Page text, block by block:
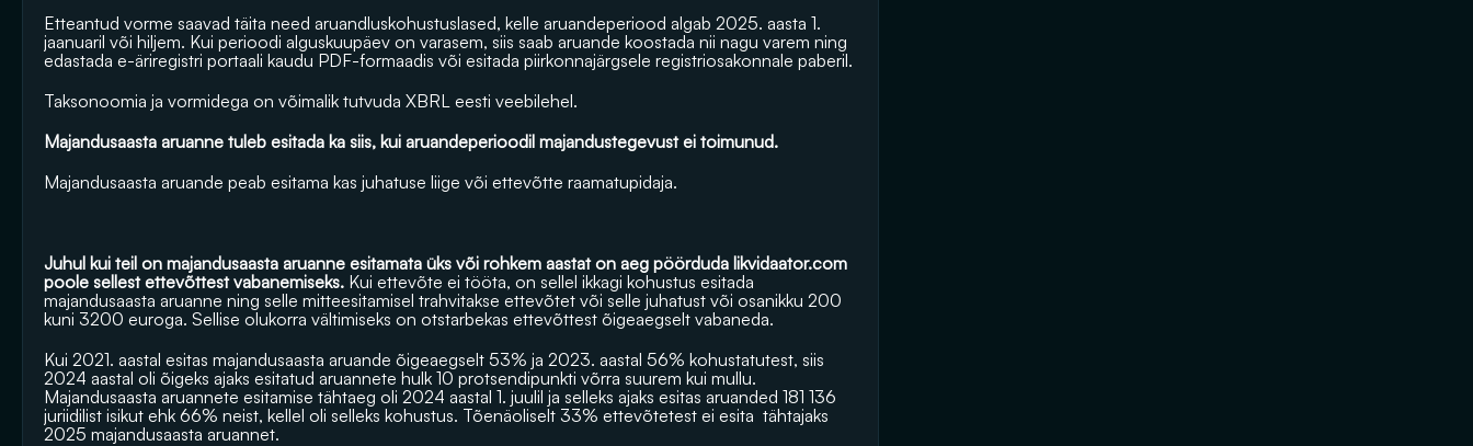
Etteantud vorme saavad täita need aruandluskohustuslased, kelle aruandeperiood algab 2025. aasta 1.
jaanuaril või hiljem. Kui perioodi alguskuupäev on varasem, siis saab aruande koostada nii nagu varem ning
edastada e-äriregistri portaali kaudu PDF-formaadis või esitada piirkonnajärgsele registriosakonnale paberil.
Taksonoomia ja vormidega on võimalik tutvuda XBRL eesti veebilehel.
Majandusaasta aruanne tuleb esitada ka siis, kui aruandeperioodil majandustegevust ei toimunud.
Majandusaasta aruande peab esitama kas juhatuse liige või ettevõtte raamatupidaja.
Juhul kui teil on majandusaasta aruanne esitamata üks või rohkem aastat on aeg pöörduda likvidaator.com
poole sellest ettevõttest vabanemiseks. Kui ettevõte ei tööta, on sellel ikkagi kohustus esitada
majandusaasta aruanne ning selle mitteesitamisel trahvitakse ettevõtet või selle juhatust või osanikku 200
kuni 3200 euroga. Sellise olukorra vältimiseks on otstarbekas ettevõttest õigeaegselt vabaneda.
Kui 2021. aastal esitas majandusaasta aruande õigeaegselt 53% ja 2023. aastal 56% kohustatutest, siis
2024 aastal oli õigeks ajaks esitatud aruannete hulk 10 protsendipunkti võrra suurem kui mullu.
Majandusaasta aruannete esitamise tähtaeg oli 2024 aastal 1. juulil ja selleks ajaks esitas aruanded 181 136
juriidilist isikut ehk 66% neist, kellel oli selleks kohustus. Tõenäoliselt 33% ettevõtetest ei esita  tähtajaks
2025 majandusaasta aruannet.